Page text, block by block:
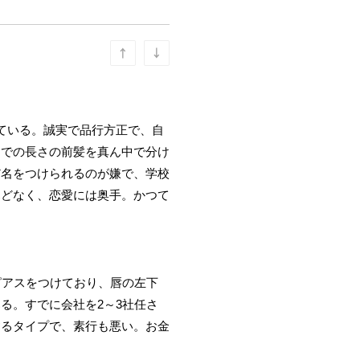
いる。誠実で品行方正で、自
の長さの前髪を真ん中で分け
をつけられるのが嫌で、学校
なく、恋愛には奥手。かつて
スをつけており、唇の左下
。すでに会社を2～3社任さ
タイプで、素行も悪い。お金